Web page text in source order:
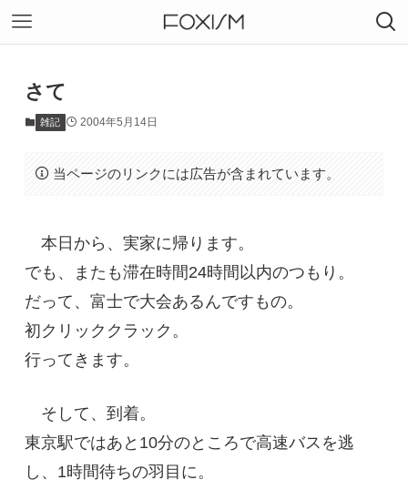
さて
雑記 2004年5月14日
当ページのリンクには広告が含まれています。
本日から、実家に帰ります。
でも、またも滞在時間24時間以内のつもり。
だって、富士で大会あるんですもの。
初クリッククラック。
行ってきます。
そして、到着。
東京駅ではあと10分のところで高速バスを逃
し、1時間待ちの羽目に。